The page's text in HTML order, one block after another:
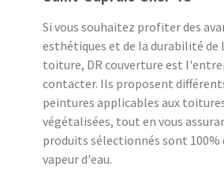
Si vous souhaitez profiter des
esthétiques et de la durabilité de
toiture, DR couverture est
contacter. Ils proposent
peintures applicables aux
végétalisées, tout en vous
produits sélectionnés sont 100%
vapeur d'eau.